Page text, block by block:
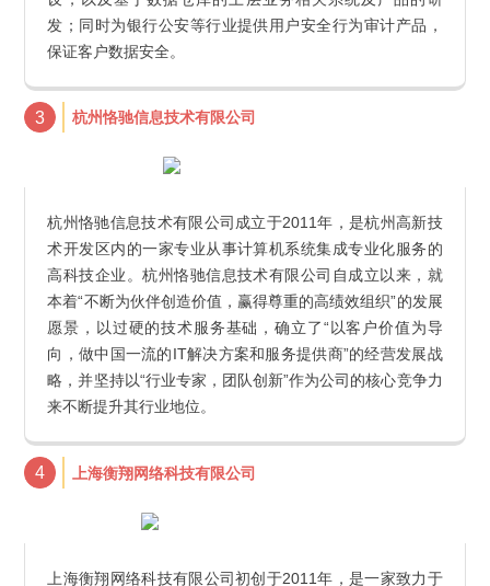
发；同时为银行公安等行业提供用户安全行为审计产品，
保证客户数据安全。
3 杭州恪驰信息技术有限公司
杭州恪驰信息技术有限公司成立于2011年，是杭州高新技
术开发区内的一家专业从事计算机系统集成专业化服务的
高科技企业。杭州恪驰信息技术有限公司自成立以来，就
本着“不断为伙伴创造价值，赢得尊重的高绩效组织”的发展
愿景，以过硬的技术服务基础，确立了“以客户价值为导
向，做中国一流的IT解决方案和服务提供商”的经营发展战
略，并坚持以“行业专家，团队创新”作为公司的核心竞争力
来不断提升其行业地位。
4 上海衡翔网络科技有限公司
上海衡翔网络科技有限公司初创于2011年，是一家致力于